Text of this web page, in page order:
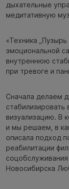
дыхательные
медитативную
«Техника
эмоциональной
внутреннюю
при тревоге и
Сначала делаем
визуализацию. В
и мы решаем, в
описала подход
реабилитации
Новосибирска